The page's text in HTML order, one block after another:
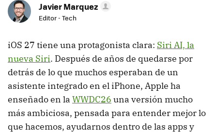
Javier Marquez
Editor - Tech
iOS 27 tiene una protagonista clara: Siri AI, la
nueva Siri. Después de años de quedarse por
detrás de lo que muchos esperaban de un
asistente integrado en el iPhone, Apple ha
enseñado en la WWDC26 una versión mucho
más ambiciosa, pensada para entender mejor lo
que hacemos, ayudarnos dentro de las apps y